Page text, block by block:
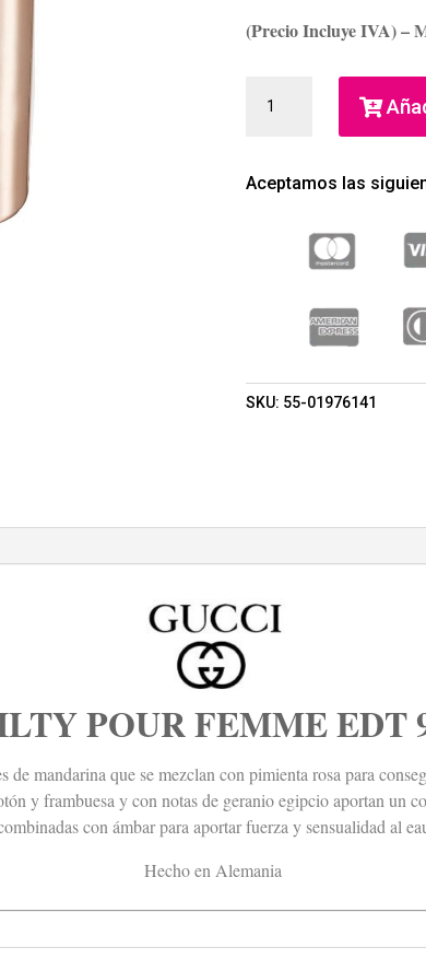
(Precio Incluye IVA) –
GUILTY
EDT
(GUCCI)
(MUJER)
Aceptamos las
SKU: 55-01976141
POUR FEMME EDT
de mandarinaque se mezclan con pimienta rosa para
y frambuesa y con notas de geranio egipcio aportan un
con ámbar para aportar fuerza y sensualidad al
Hecho en Alemania